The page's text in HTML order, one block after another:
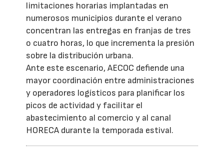
limitaciones horarias implantadas en
numerosos municipios durante el verano
concentran las entregas en franjas de tres
o cuatro horas, lo que incrementa la presión
sobre la distribución urbana.
Ante este escenario, AECOC defiende una
mayor coordinación entre administraciones
y operadores logísticos para planificar los
picos de actividad y facilitar el
abastecimiento al comercio y al canal
HORECA durante la temporada estival.